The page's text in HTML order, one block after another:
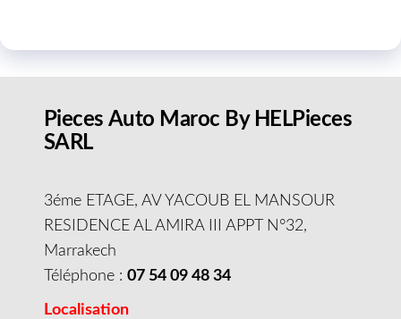
Pieces Auto Maroc By HELPieces
SARL
3éme ETAGE, AV YACOUB EL MANSOUR
RESIDENCE AL AMIRA III APPT N°32,
Marrakech
Téléphone : 07 54 09 48 34
Localisation